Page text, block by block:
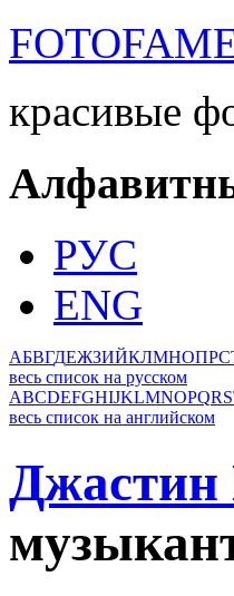
красивые
РУС
ENG
АБВГДЕЖЗИЙКЛМНОПРС
весь список на русском
ABCDEFGHIJKLMNOPQRS
весь список на английском
Джастин